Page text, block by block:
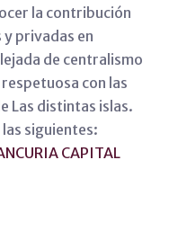
la contribución
privadas en
de centralismo
con las
Las distintas islas.
siguientes:
CAPITAL